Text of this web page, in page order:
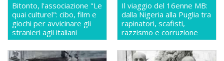
Bitonto, l'associazione "Le
quai culturel": cibo, film e
giochi per avvicinare gli
stranieri agli italiani
Il viaggio del 16enne MB:
dalla Nigeria alla Puglia tra
rapinatori, scafisti,
razzismo e corruzione